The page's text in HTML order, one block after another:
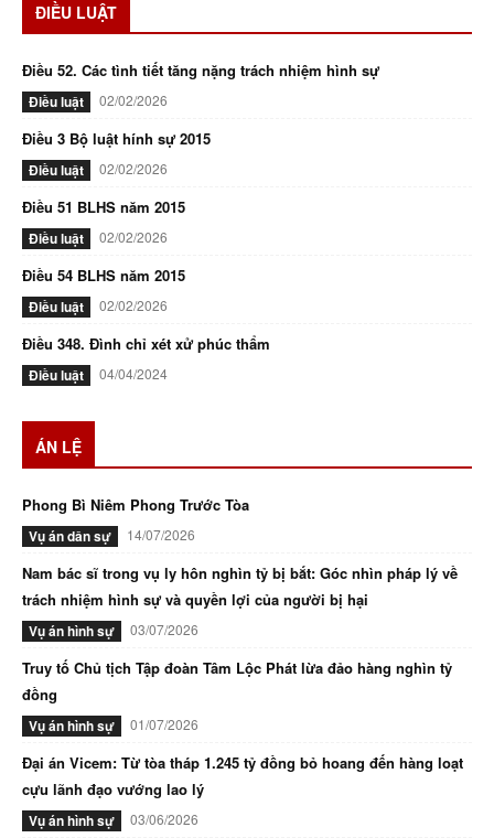
ĐIỀU LUẬT
Điều 52. Các tình tiết tăng nặng trách nhiệm hình sự
Điều luật 02/02/2026
Điều 3 Bộ luật hính sự 2015
Điều luật 02/02/2026
Điều 51 BLHS năm 2015
Điều luật 02/02/2026
Điều 54 BLHS năm 2015
Điều luật 02/02/2026
Điều 348. Đình chỉ xét xử phúc thẩm
Điều luật 04/04/2024
ÁN LỆ
Phong Bì Niêm Phong Trước Tòa
Vụ án dân sự 14/07/2026
Nam bác sĩ trong vụ ly hôn nghìn tỷ bị bắt: Góc nhìn pháp lý về
trách nhiệm hình sự và quyền lợi của người bị hại
Vụ án hình sự 03/07/2026
Truy tố Chủ tịch Tập đoàn Tâm Lộc Phát lừa đảo hàng nghìn tỷ
đồng
Vụ án hình sự 01/07/2026
Đại án Vicem: Từ tòa tháp 1.245 tỷ đồng bỏ hoang đến hàng loạt
cựu lãnh đạo vướng lao lý
Vụ án hình sự 03/06/2026